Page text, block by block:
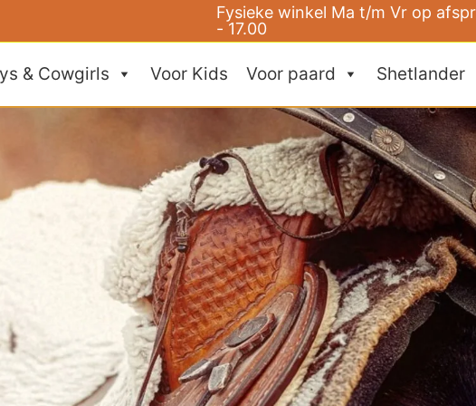
Fysieke winkel Ma t/m Vr op
- 17.00
& Cowgirls Voor Kids Voor paard Shetlander